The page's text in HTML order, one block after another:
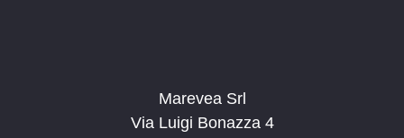
Marevea Srl
Via Luigi Bonazza 4